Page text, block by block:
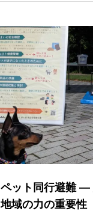
ペット同行避難 —
地域の力の重要性